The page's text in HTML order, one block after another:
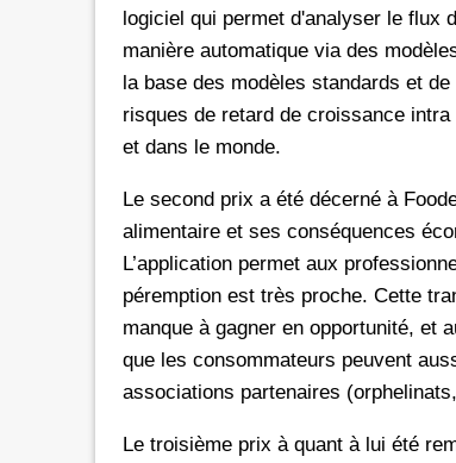
logiciel qui permet d'analyser le flux
manière automatique via des
la base des modèles standards et
risques de retard de croissance
et dans le monde.
Le second prix a été décerné à
alimentaire et ses conséquences
L’application permet aux
péremption est très proche. Cette
manque à gagner en opportunité, et
que les consommateurs peuvent
associations partenaires
Le troisième prix à quant à lui été